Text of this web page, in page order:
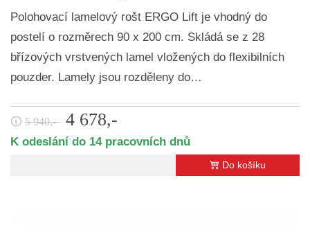
Polohovací lamelový rošt ERGO Lift je vhodný do
postelí o rozměrech 90 x 200 cm. Skládá se z 28
břízových vrstvených lamel vložených do flexibilních
pouzder. Lamely jsou rozděleny do…
🛈 5 940,- 4 678,-
K odeslání do 14 pracovních dnů
Do košíku